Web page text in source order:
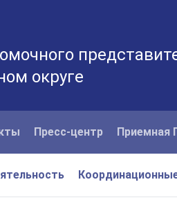
округе
Пресс-центр Приемная